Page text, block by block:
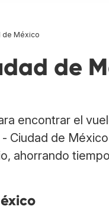
de México
de
encontrar el
Ciudad de
ahorrando